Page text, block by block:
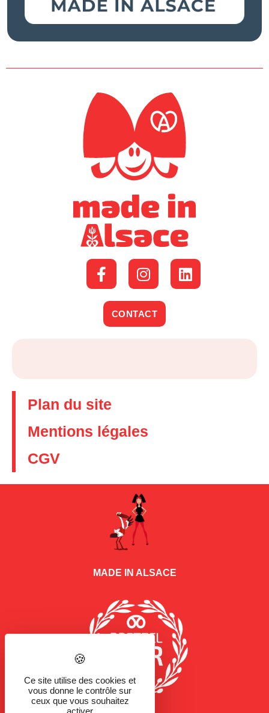
CONTACT
Plan du site
Mentions légales
CGV
MADE IN ALSACE
Ce site utilise des cookies et
vous donne le contrôle sur
ceux que vous souhaitez
activer